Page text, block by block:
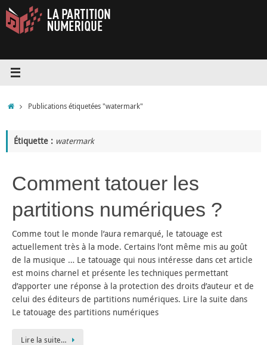
Passer
contenu
AccueilPublications étiquetées "watermark"
Étiquette : watermark
Comment tatouer les
partitions numériques ?
Comme tout le monde l’aura remarqué, le tatouage est
actuellement très à la mode. Certains l’ont même mis au goût
de la musique … Le tatouage qui nous intéresse dans cet article
est moins charnel et présente les techniques permettant
d’apporter une réponse à la protection des droits d’auteur et de
celui des éditeurs de partitions numériques. Lire la suite dans
Le tatouage des partitions numériques
Lire la suite…